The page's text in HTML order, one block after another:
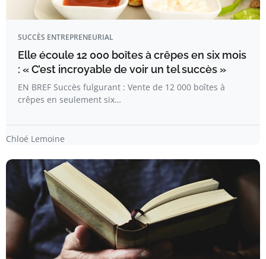
SUCCÈS ENTREPRENEURIAL
Elle écoule 12 000 boîtes à crêpes en six mois
: « C’est incroyable de voir un tel succès »
EN BREF Succès fulgurant : Vente de 12 000 boîtes à
crêpes en seulement six…
Chloé Lemoine